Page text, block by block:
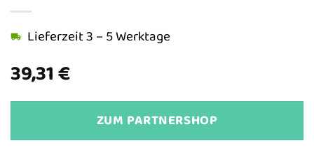
39,31€
Lieferzeit 3 – 5 Werktage
ZUM PARTNERSHOP